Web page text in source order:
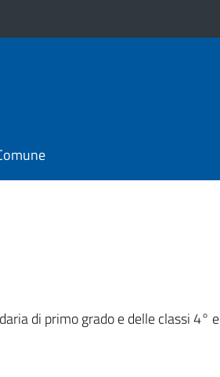
di primo grado e delle classi 4° e